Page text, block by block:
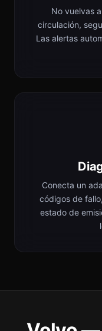
No vuelvas
circulación,
Las alertas
Conecta un
códigos de
estado de